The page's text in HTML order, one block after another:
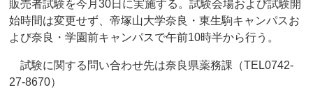
販売者試験を今月30日に実施する。試験会場および試験開
始時間は変更せず、帝塚山大学奈良・東生駒キャンパスお
よび奈良・学園前キャンパスで午前10時半から行う。
試験に関する問い合わせ先は奈良県薬務課（TEL0742-
27-8670）